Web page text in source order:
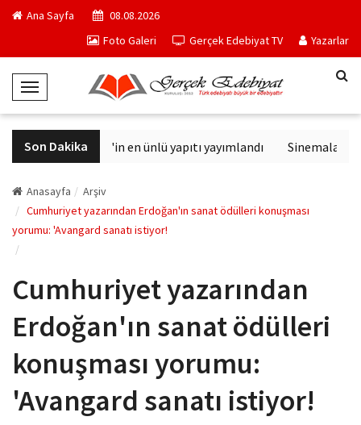
Ana Sayfa
08.08.2026
Foto Galeri
Gerçek Edebiyat TV Yazarlar
T
o
g
g
e
N
a
g
t
o
n
Son Dakika
Philip K. Dick'in en ünlü yapıtı yayımlandı Sinemalarda
Anasayfa
Arşiv
Cumhuriyet yazarından Erdoğan'ın sanat ödülleri konuşması
yorumu: 'Avangard sanatı istiyor!
Cumhuriyet yazarından
Erdoğan'ın sanat ödülleri
konuşması yorumu:
'Avangard sanatı istiyor!